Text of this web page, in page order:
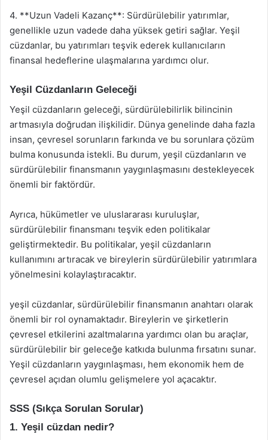
4. **Uzun Vadeli Kazanç**: Sürdürülebilir yatırımlar,
genellikle uzun vadede daha yüksek getiri sağlar. Yeşil
cüzdanlar, bu yatırımları teşvik ederek kullanıcıların
finansal hedeflerine ulaşmalarına yardımcı olur.
Yeşil Cüzdanların Geleceği
Yeşil cüzdanların geleceği, sürdürülebilirlik bilincinin
artmasıyla doğrudan ilişkilidir. Dünya genelinde daha fazla
insan, çevresel sorunların farkında ve bu sorunlara çözüm
bulma konusunda istekli. Bu durum, yeşil cüzdanların ve
sürdürülebilir finansmanın yaygınlaşmasını destekleyecek
önemli bir faktördür.
Ayrıca, hükümetler ve uluslararası kuruluşlar,
sürdürülebilir finansmanı teşvik eden politikalar
geliştirmektedir. Bu politikalar, yeşil cüzdanların
kullanımını artıracak ve bireylerin sürdürülebilir yatırımlara
yönelmesini kolaylaştıracaktır.
yeşil cüzdanlar, sürdürülebilir finansmanın anahtarı olarak
önemli bir rol oynamaktadır. Bireylerin ve şirketlerin
çevresel etkilerini azaltmalarına yardımcı olan bu araçlar,
sürdürülebilir bir geleceğe katkıda bulunma fırsatını sunar.
Yeşil cüzdanların yaygınlaşması, hem ekonomik hem de
çevresel açıdan olumlu gelişmelere yol açacaktır.
SSS (Sıkça Sorulan Sorular)
1. Yeşil cüzdan nedir?